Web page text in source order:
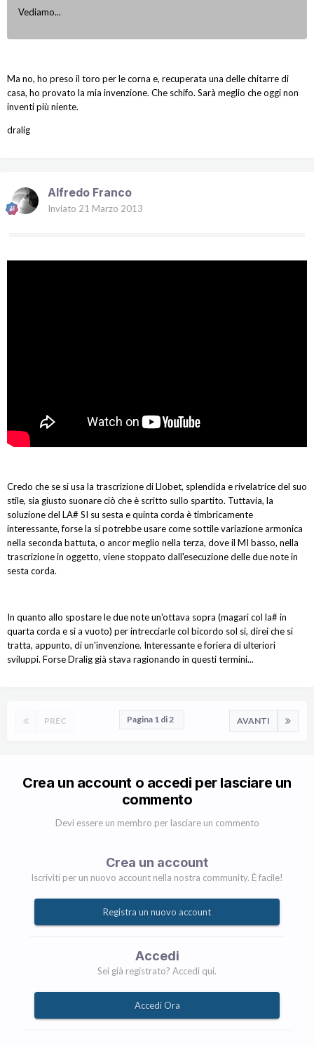
Vediamo...
Ma no, ho preso il toro per le corna e, recuperata una delle chitarre di
casa, ho provato la mia invenzione. Che schifo. Sarà meglio che oggi non
inventi più niente.
dralig
Alfredo Franco
Inviato 21 Marzo 2013
Credo che se si usa la trascrizione di Llobet, splendida e rivelatrice del suo
stile, sia giusto suonare ciò che è scritto sullo spartito. Tuttavia, la
soluzione del LA# SI su sesta e quinta corda è timbricamente
interessante, forse la si potrebbe usare come sottile variazione armonica
nella seconda battuta, o ancor meglio nella terza, dove il MI basso, nella
trascrizione in oggetto, viene stoppato dall'esecuzione delle due note in
sesta corda.
In quanto allo spostare le due note un'ottava sopra (magari col la# in
quarta corda e si a vuoto) per intrecciarle col bicordo sol si, direi che si
tratta, appunto, di un'invenzione. Interessante e foriera di ulteriori
sviluppi. Forse Dralig già stava ragionando in questi termini...
PREC AVANTI
Pagina 1 di 2
Crea un account o accedi per lasciare un
commento
Devi essere un membro per lasciare un commento
Crea un account
Iscriviti per un nuovo account nella nostra community. È facile!
Registra un nuovo account
Accedi
Sei già registrato? Accedi qui.
Accedi Ora